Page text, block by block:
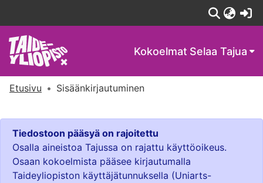
Kokoelmat Selaa Tajua
Etusivu Sisäänkirjautuminen
Tiedostoon pääsyä on rajoitettu
Osalla aineistoa Tajussa on rajattu käyttöoikeus.
Osaan kokoelmista pääsee kirjautumalla
Taideyliopiston käyttäjätunnuksella (Uniarts-